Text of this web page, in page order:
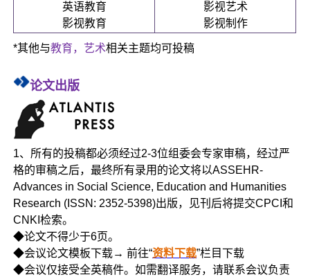
英语教育
影视教育
影视艺术
影视制作
*其他与教育，艺术相关主题均可投稿
论文出版
1、所有的投稿都必须经过2-3位组委会专家审稿，经过严
格的审稿之后，最终所有录用的论文将以ASSEHR-
Advances in Social Science, Education and Humanities
Research (ISSN: 2352-5398)出版，见刊后将提交CPCI和
CNKI检索。
◆论文不得少于6页。
◆会议论文模板下载→ 前往“资料下载”栏目下载
◆会议仅接受全英稿件。如需翻译服务，请联系会议负责